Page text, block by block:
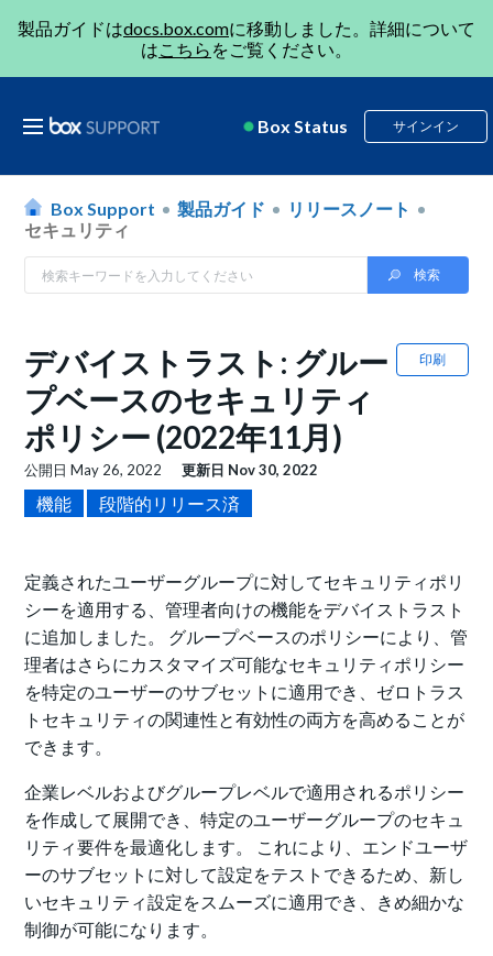
製品ガイドはdocs.box.comに移動しました。詳細について
はこちら をご覧ください。
Box Status サインイン
Box Support 製品ガイド
リリースノート
セキュリティ
印刷
デバイストラスト: グルー
プベースのセキュリティ
ポリシー (2022年11月)
公開日May 26, 2022 更新日 Nov 30, 2022
機能 段階的リリース済
定義されたユーザーグループに対してセキュリティポリ
シーを適用する、管理者向けの機能をデバイストラスト
に追加しました。 グループベースのポリシーにより、管
理者はさらにカスタマイズ可能なセキュリティポリシー
を特定のユーザーのサブセットに適用でき、ゼロトラス
トセキュリティの関連性と有効性の両方を高めることが
できます。
企業レベルおよびグループレベルで適用されるポリシー
を作成して展開でき、特定のユーザーグループのセキュ
リティ要件を最適化します。 これにより、エンドユーザ
ーのサブセットに対して設定をテストできるため、新し
いセキュリティ設定をスムーズに適用でき、きめ細かな
制御が可能になります。